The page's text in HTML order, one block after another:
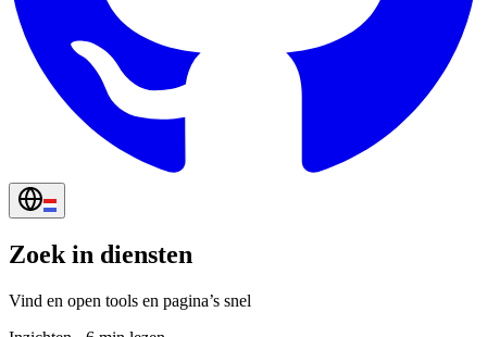
Zoek in diensten
Vind en open tools en pagina’s snel